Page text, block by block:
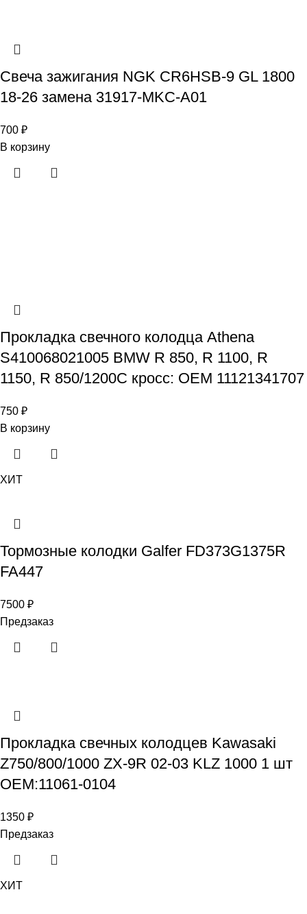
Свеча зажигания NGK CR6HSB-9 GL 1800
18-26 замена 31917-MKC-A01
700 ₽
В корзину
Прокладка свечного колодца Athena
S410068021005 BMW R 850, R 1100, R
1150, R 850/1200C кросс: OEM 11121341707
750 ₽
В корзину
ХИТ
Тормозные колодки Galfer FD373G1375R
FA447
7500 ₽
Предзаказ
Прокладка свечных колодцев Kawasaki
Z750/800/1000 ZX-9R 02-03 KLZ 1000 1 шт
OEM:11061-0104
1350 ₽
Предзаказ
ХИТ